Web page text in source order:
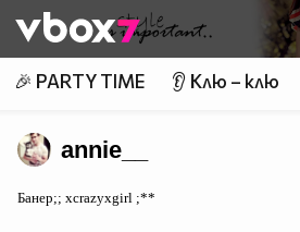
👾
🎉 PARTY TIME 👂 Клю – клю
annie__
Банер;; xcrazyxgirl ;**